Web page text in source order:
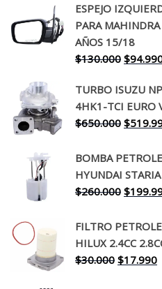
ESPEJO
PARA
AÑOS 15/18
$130.000 El
original
era:
$
TURBO ISUZU
4HK1-TCI EURO
$650.000 El
original
era:
$
BOMBA
HYUNDAI
$260.000 El
original
era:
$
FILTRO
HILUX 2.4CC
$30.000 El
$17.990El